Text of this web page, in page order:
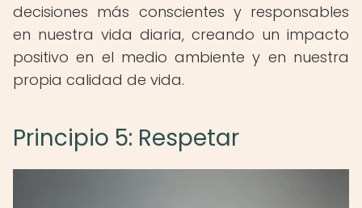
decisiones más conscientes y responsables
en nuestra vida diaria, creando un impacto
positivo en el medio ambiente y en nuestra
propia calidad de vida.
Principio 5: Respetar